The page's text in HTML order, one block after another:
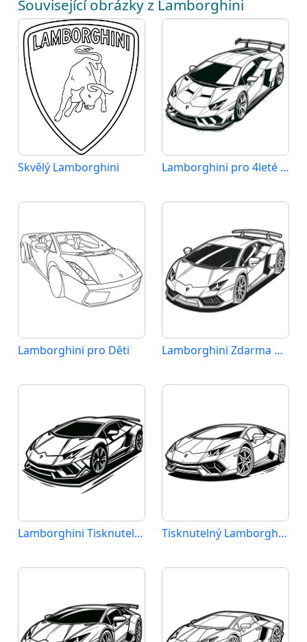
Související obrázky z Lamborghini
Skvělý Lamborghini Lamborghini pro 4leté Děti
Lamborghini pro Děti Lamborghini Zdarma Vymalovatelné Obrázek
Lamborghini Tisknutelný Zdarma Tisknutelný Lamborghini Obrázek pro Děti